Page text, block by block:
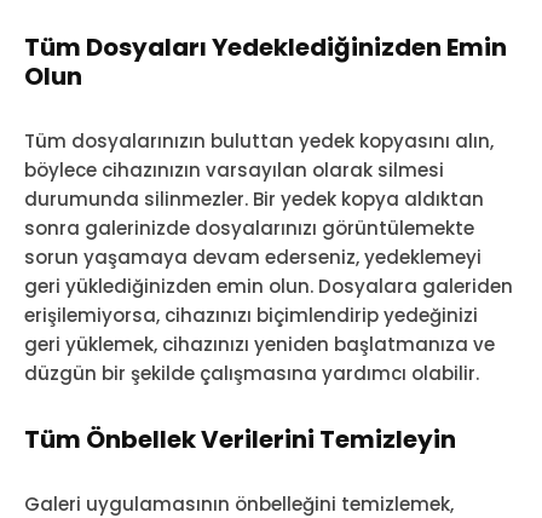
Tüm Dosyaları Yedeklediğinizden Emin
Olun
Tüm dosyalarınızın buluttan yedek kopyasını alın,
böylece cihazınızın varsayılan olarak silmesi
durumunda silinmezler. Bir yedek kopya aldıktan
sonra galerinizde dosyalarınızı görüntülemekte
sorun yaşamaya devam ederseniz, yedeklemeyi
geri yüklediğinizden emin olun. Dosyalara galeriden
erişilemiyorsa, cihazınızı biçimlendirip yedeğinizi
geri yüklemek, cihazınızı yeniden başlatmanıza ve
düzgün bir şekilde çalışmasına yardımcı olabilir.
Tüm Önbellek Verilerini Temizleyin
Galeri uygulamasının önbelleğini temizlemek,